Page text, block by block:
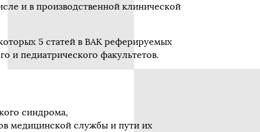
и в производственной клинической
5 статей в ВАК реферируемых
и педиатрического факультетов.
синдрома,
медицинской службы и пути их